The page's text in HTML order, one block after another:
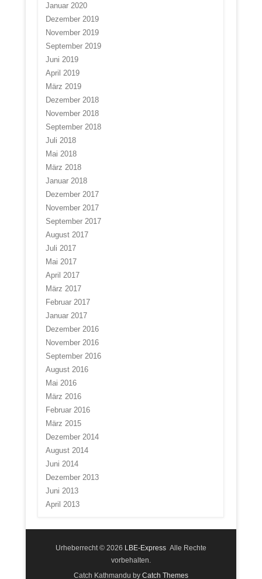
Januar 2020
Dezember 2019
November 2019
September 2019
Juni 2019
April 2019
März 2019
Dezember 2018
November 2018
September 2018
Juli 2018
Mai 2018
März 2018
Januar 2018
Dezember 2017
November 2017
September 2017
August 2017
Juli 2017
Mai 2017
April 2017
März 2017
Februar 2017
Januar 2017
Dezember 2016
November 2016
September 2016
August 2016
Mai 2016
März 2016
Februar 2016
März 2015
Dezember 2014
August 2014
Juni 2014
Dezember 2013
Juni 2013
April 2013
Urheberrecht © 2026 LBE-Express Alle Rechte
vorbehalten.
Catch Kathmandu by Catch Themes